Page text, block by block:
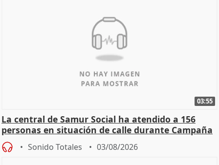
03:55
La central de Samur Social ha atendido a 156
personas en situación de calle durante Campaña
de Calor
Sonido Totales 03/08/2026